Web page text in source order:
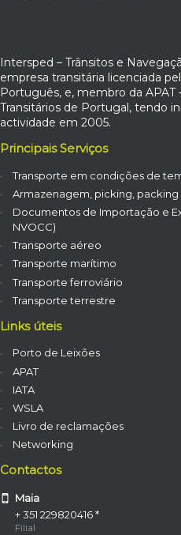
Intersped – Trânsitos e
empresa transitária licenciada
Português, e, membro da APAT
Transitários de Portugal, tendo
actividade em 2005.
Principais Serviços
Transporte em condições de
Armazenagem, picking,
Documentos de Importação e
NVOCC)
Transporte aéreo
Transporte marítimo
Transporte ferroviário
Transporte terrestre
Links úteis
Porto de Leixões
APAT
IATA
WSLA
Livro de reclamações
Networking
Contactos
Maia
+ 351 229820416 *
Filial